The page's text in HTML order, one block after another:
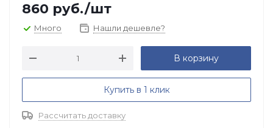
860 руб./шт
Много Нашли дешевле?
В корзину
Купить в 1 клик
Рассчитать доставку